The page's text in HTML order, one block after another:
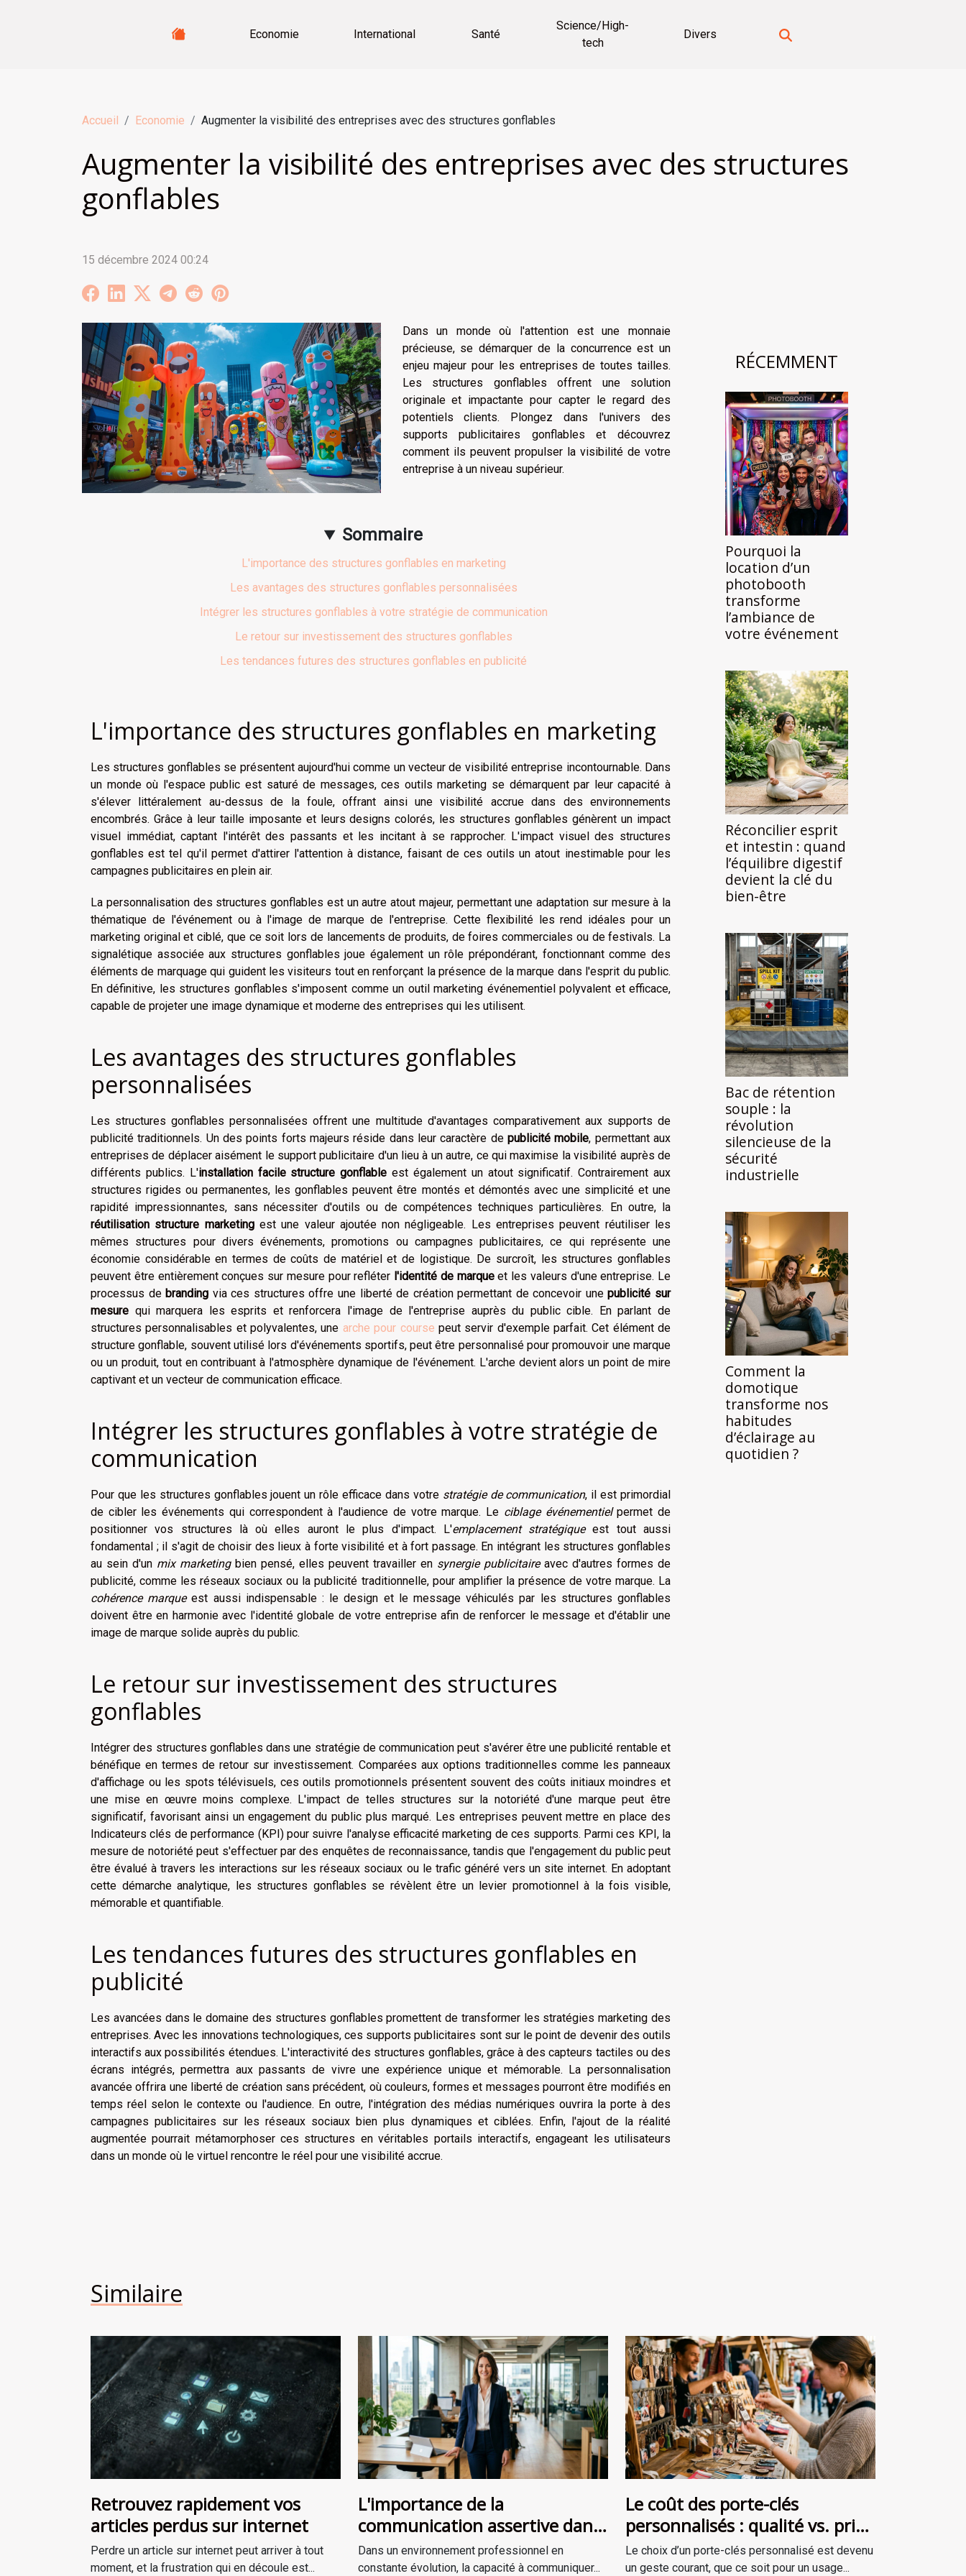
Economie International Santé
Science/High-
tech
Divers
Accueil Economie Augmenter la visibilité des entreprises avec des structures gonflables
Augmenter la visibilité des entreprises avec des structures
gonflables
15 décembre 2024 00:24
Sommaire
L'importance des structures gonflables en marketing
Les avantages des structures gonflables personnalisées
Intégrer les structures gonflables à votre stratégie de communication
Le retour sur investissement des structures gonflables
Les tendances futures des structures gonflables en publicité
Dans un monde où l'attention est une monnaie
précieuse, se démarquer de la concurrence est un
enjeu majeur pour les entreprises de toutes tailles.
Les structures gonflables offrent une solution
originale et impactante pour capter le regard des
potentiels clients. Plongez dans l'univers des
supports publicitaires gonflables et découvrez
comment ils peuvent propulser la visibilité de votre
entreprise à un niveau supérieur.
L'importance des structures gonflables en marketing
Les structures gonflables se présentent aujourd'hui comme un vecteur de visibilité entreprise incontournable. Dans
un monde où l'espace public est saturé de messages, ces outils marketing se démarquent par leur capacité à
s'élever littéralement au-dessus de la foule, offrant ainsi une visibilité accrue dans des environnements
encombrés. Grâce à leur taille imposante et leurs designs colorés, les structures gonflables génèrent un impact
visuel immédiat, captant l'intérêt des passants et les incitant à se rapprocher. L'impact visuel des structures
gonflables est tel qu'il permet d'attirer l'attention à distance, faisant de ces outils un atout inestimable pour les
campagnes publicitaires en plein air.
La personnalisation des structures gonflables est un autre atout majeur, permettant une adaptation sur mesure à la
thématique de l'événement ou à l'image de marque de l'entreprise. Cette flexibilité les rend idéales pour un
marketing original et ciblé, que ce soit lors de lancements de produits, de foires commerciales ou de festivals. La
signalétique associée aux structures gonflables joue également un rôle prépondérant, fonctionnant comme des
éléments de marquage qui guident les visiteurs tout en renforçant la présence de la marque dans l'esprit du public.
En définitive, les structures gonflables s'imposent comme un outil marketing événementiel polyvalent et efficace,
capable de projeter une image dynamique et moderne des entreprises qui les utilisent.
Les avantages des structures gonflables
personnalisées
Les structures gonflables personnalisées offrent une multitude d'avantages comparativement aux supports de
publicité traditionnels. Un des points forts majeurs réside dans leur caractère de publicité mobile, permettant aux
entreprises de déplacer aisément le support publicitaire d'un lieu à un autre, ce qui maximise la visibilité auprès de
différents publics. L'installation facile structure gonflable est également un atout significatif. Contrairement aux
structures rigides ou permanentes, les gonflables peuvent être montés et démontés avec une simplicité et une
rapidité impressionnantes, sans nécessiter d'outils ou de compétences techniques particulières. En outre, la
réutilisation structure marketingest une valeur ajoutée non négligeable. Les entreprises peuvent réutiliser les
mêmes structures pour divers événements, promotions ou campagnes publicitaires, ce qui représente une
économie considérable en termes de coûts de matériel et de logistique. De surcroît, les structures gonflables
peuvent être entièrement conçues sur mesure pour refléter l'identité de marqueet les valeurs d'une entreprise. Le
processus de branding via ces structures offre une liberté de création permettant de concevoir unepublicité sur
mesure qui marquera les esprits et renforcera l'image de l'entreprise auprès du public cible. En parlant de
structures personnalisables et polyvalentes, une arche pour course peut servir d'exemple parfait. Cet élément de
structure gonflable, souvent utilisé lors d'événements sportifs, peut être personnalisé pour promouvoir une marque
ou un produit, tout en contribuant à l'atmosphère dynamique de l'événement. L'arche devient alors un point de mire
captivant et un vecteur de communication efficace.
Intégrer les structures gonflables à votre stratégie de
communication
Pour que les structures gonflables jouent un rôle efficace dans votre stratégie de communication, il est primordial
de cibler les événements qui correspondent à l'audience de votre marque. Le ciblage événementielpermet de
positionner vos structures là où elles auront le plus d'impact. L'emplacement stratégiqueest tout aussi
fondamental ; il s'agit de choisir des lieux à forte visibilité et à fort passage. En intégrant les structures gonflables
au sein d'un mix marketingbien pensé, elles peuvent travailler en synergie publicitaireavec d'autres formes de
publicité, comme les réseaux sociaux ou la publicité traditionnelle, pour amplifier la présence de votre marque. La
cohérence marqueest aussi indispensable : le design et le message véhiculés par les structures gonflables
doivent être en harmonie avec l'identité globale de votre entreprise afin de renforcer le message et d'établir une
image de marque solide auprès du public.
Le retour sur investissement des structures
gonflables
Intégrer des structures gonflables dans une stratégie de communication peut s'avérer être une publicité rentable et
bénéfique en termes de retour sur investissement. Comparées aux options traditionnelles comme les panneaux
d'affichage ou les spots télévisuels, ces outils promotionnels présentent souvent des coûts initiaux moindres et
une mise en œuvre moins complexe. L'impact de telles structures sur la notoriété d'une marque peut être
significatif, favorisant ainsi un engagement du public plus marqué. Les entreprises peuvent mettre en place des
Indicateurs clés de performance (KPI) pour suivre l'analyse efficacité marketing de ces supports. Parmi ces KPI, la
mesure de notoriété peut s'effectuer par des enquêtes de reconnaissance, tandis que l'engagement du public peut
être évalué à travers les interactions sur les réseaux sociaux ou le trafic généré vers un site internet. En adoptant
cette démarche analytique, les structures gonflables se révèlent être un levier promotionnel à la fois visible,
mémorable et quantifiable.
Les tendances futures des structures gonflables en
publicité
Les avancées dans le domaine des structures gonflables promettent de transformer les stratégies marketing des
entreprises. Avec les innovations technologiques, ces supports publicitaires sont sur le point de devenir des outils
interactifs aux possibilités étendues. L'interactivité des structures gonflables, grâce à des capteurs tactiles ou des
écrans intégrés, permettra aux passants de vivre une expérience unique et mémorable. La personnalisation
avancée offrira une liberté de création sans précédent, où couleurs, formes et messages pourront être modifiés en
temps réel selon le contexte ou l'audience. En outre, l'intégration des médias numériques ouvrira la porte à des
campagnes publicitaires sur les réseaux sociaux bien plus dynamiques et ciblées. Enfin, l'ajout de la réalité
augmentée pourrait métamorphoser ces structures en véritables portails interactifs, engageant les utilisateurs
dans un monde où le virtuel rencontre le réel pour une visibilité accrue.
RÉCEMMENT
Pourquoi la
location d’un
photobooth
transforme
l’ambiance de
votre événement
Réconcilier esprit
et intestin : quand
l’équilibre digestif
devient la clé du
bien-être
Bac de rétention
souple : la
révolution
silencieuse de la
sécurité
industrielle
Comment la
domotique
transforme nos
habitudes
d’éclairage au
quotidien ?
Similaire
Retrouvez rapidement vos
articles perdus sur internet
Perdre un article sur internet peut arriver à tout
moment, et la frustration qui en découle est...
L'importance de la
communication assertive dans
le management
Dans un environnement professionnel en
constante évolution, la capacité à communiquer...
Le coût des porte-clés
personnalisés : qualité vs. prix
accessible
Le choix d’un porte-clés personnalisé est devenu
un geste courant, que ce soit pour un usage...